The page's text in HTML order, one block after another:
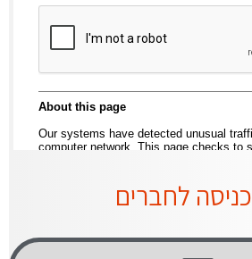
כניסה לחברים